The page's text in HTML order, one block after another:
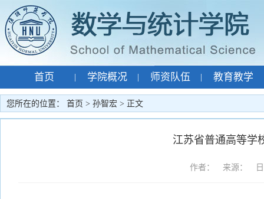
首页 学院概况 师资队伍 教育教学
专题网站 | 孙智宏 |
您所在的位置： 首页 > 孙智宏 > 正文
江苏省普通高等学
作者： 来源： 日